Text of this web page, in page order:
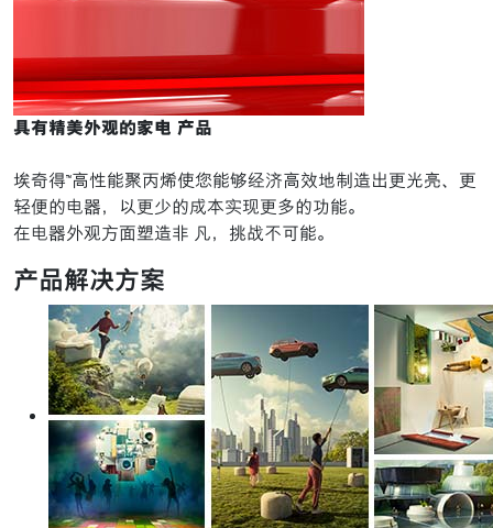
具有精美外观的家电 产品
埃奇得™高性能聚丙烯使您能够经济高效地制造出更光亮、更
轻便的电器，以更少的成本实现更多的功能。
在电器外观方面塑造非 凡，挑战不可能。
产品解决方案